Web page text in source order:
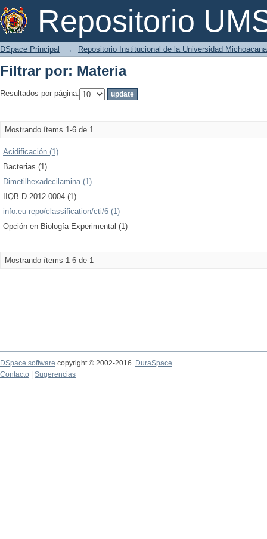
Repositorio
Filtrar por: Materia
DSpace Principal → Repositorio Institucional de la Universidad
Filtrar por: Materia
Resultados por página:
Mostrando ítems 1-6 de 1
Acidificación (1)
Bacterias (1)
Dimetilhexadecilamina (1)
IIQB-D-2012-0004 (1)
info:eu-repo/classification/cti/6 (1)
Opción en Biología Experimental (1)
Mostrando ítems 1-6 de 1
DSpace software copyright © 2002-2016
DuraSpace
Contacto
Sugerencias